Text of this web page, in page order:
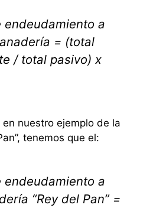
endeudamiento a
= (total
/ total pasivo) x
nuestro ejemplo de la
tenemos que el:
endeudamiento a
“Rey del Pan” =